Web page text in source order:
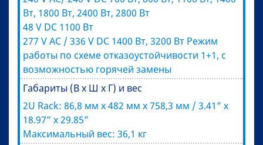
Вт, 1800 Вт, 2400 Вт, 2800 Вт
48 V DC 1100 Вт
277 V AC / 336 V DC 1400 Вт, 3200 Вт Режим
работы по схеме отказоустойчивости 1+1, с
возможностью горячей замены
Габариты (В х Ш х Г) и вес
2U Rack: 86,8 мм х 482 мм х 758,3 мм / 3.41” x
18.97” x 29.85”
Максимальный вес: 36,1 кг